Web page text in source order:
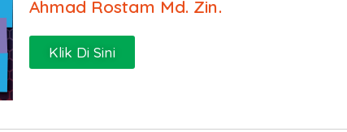
Ahmad Rostam Md. Zin.
Klik Di Sini